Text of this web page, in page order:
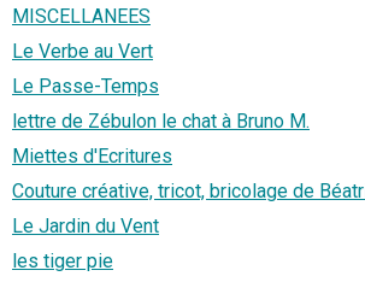
MISCELLANEES
Le Verbe au Vert
Le Passe-Temps
lettre de Zébulon le chat à Bruno M.
Miettes d'Ecritures
Couture créative, tricot, bricolage de
Le Jardin du Vent
les tiger pie